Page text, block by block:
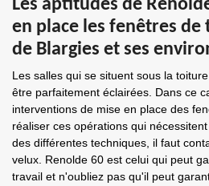
Les aptitudes de
en place les fenêtres
de Blargies et ses
Les salles qui se situent sous la
être parfaitement éclairées. Dans ce
interventions de mise en place des
réaliser ces opérations qui
des différentes techniques, il faut
velux. Renolde 60 est celui qui peut
travail et n'oubliez pas qu'il peut